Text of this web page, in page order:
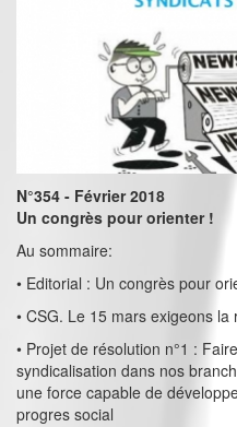
N°354 - Février 2018
Un congrès pour orienter !
Au sommaire:
• Editorial : Un congrès pour
• CSG. Le 15 mars exigeons
• Projet de résolution n°1 :
syndicalisation dans nos
une force capable de
progres social